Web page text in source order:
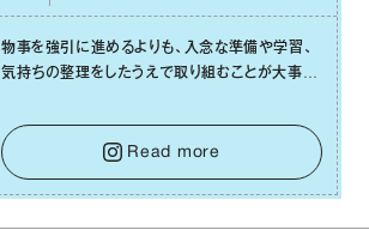
物事を強引に進めるよりも、⼊念な準備や学習、
気持ちの整理をしたうえで取り組むことが⼤事な
も焦らないで。意思を伝える⼯夫をしたり、あなた
⾃⾝や疲れていそうな⼈をいたわることに時間を
使いましょう。ここでしっかりとエネルギーを蓄
え、困難を乗り越える⼒に変えましょう。
Read more